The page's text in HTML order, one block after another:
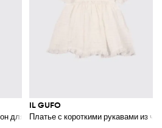
для мальчика с квадратным вырезом и
IL GUFO
Платье с короткими рукавами из